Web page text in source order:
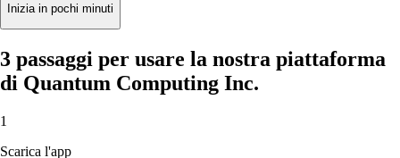
Inizia in pochi minuti
3 passaggi per usare la nostra piattaforma
di Quantum Computing Inc.
1
Scarica l'app